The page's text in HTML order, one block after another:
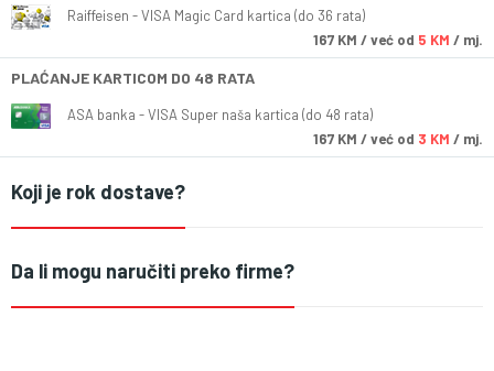
Raiffeisen - VISA Magic Card kartica (do 36 rata)
167 KM / već od 5 KM / mj.
PLAĆANJE KARTICOM DO 48 RATA
ASA banka - VISA Super naša kartica (do 48 rata)
167 KM / već od 3 KM / mj.
Koji je rok dostave?
Da li mogu naručiti preko firme?